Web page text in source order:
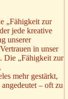
„Fähigkeit zur
jede kreative
unserer
in unser
Die „Fähigkeit zur
mehr gestärkt,
– oft zu